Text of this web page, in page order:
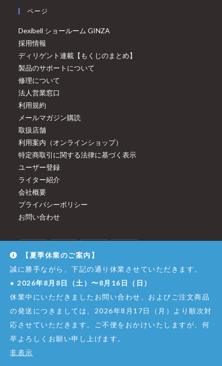
ページ
Dexibell ショールーム GINZA
採用情報
ディリゲント連載【もくじのまとめ】
製品のサポートについて
修理について
法人営業窓口
利用規約
メールマガジン購読
取扱店舗
利用案内（オンラインショップ）
特定商取引に関する法律に基づく表示
ユーザー登録
ライター紹介
会社概要
プライバシーポリシー
お問い合わせ
© Copyright - Dirigent GINZA JUJIYA Co.,Ltd. All Right Reserved.
株式会社銀座十字屋 - 東京都公安委員会 第301065402307号
【夏季休業のご案内】
誠に勝手ながら、下記の通り休業させていただきます。
● 2026年8月8日（土）〜8月16日（日）
休業中にいただきましたお問い合わせ、およびご注文商品
の発送につきましては、2026年8月17日（月）より順次対
応させていただきます。ご不便をおかけいたしますが、何
卒よろしくお願い申し上げます。
非表示